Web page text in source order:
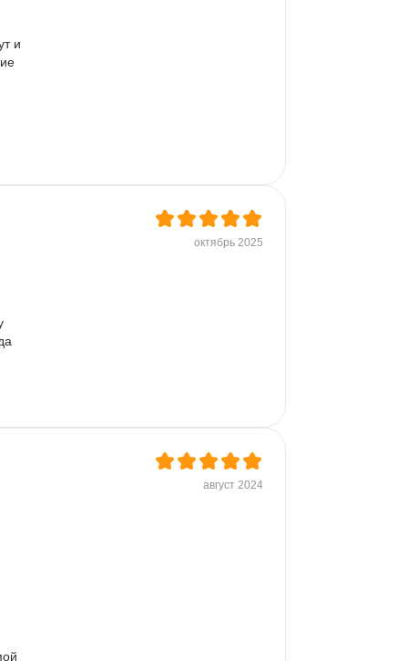
и
октябрь 2025
август 2024